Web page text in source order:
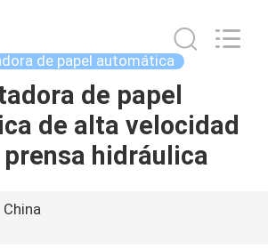
de papel automática
de papel
de alta velocidad
prensa hidráulica
China